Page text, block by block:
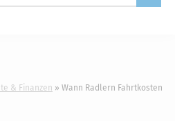
& Finanzen
Wann Radlern Fahrtkosten